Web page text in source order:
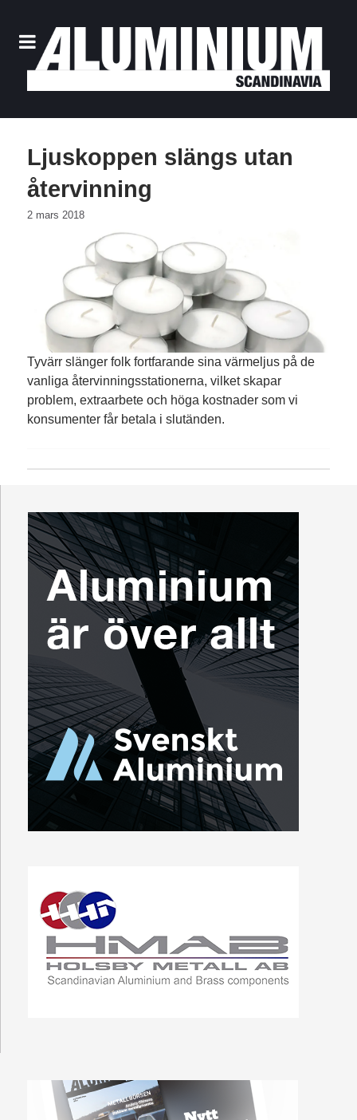
Ljuskoppen slängs utan
återvinning
2 mars 2018
Tyvärr slänger folk fortfarande sina värmeljus på de
vanliga återvinningsstationerna, vilket skapar
problem, extraarbete och höga kostnader som vi
konsumenter får betala i slutänden.